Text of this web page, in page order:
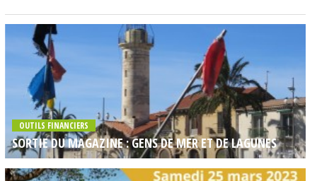
OUTILS FINANCIERS
SORTIE DU MAGAZINE : GENS DE MER ET DE LAGUNES